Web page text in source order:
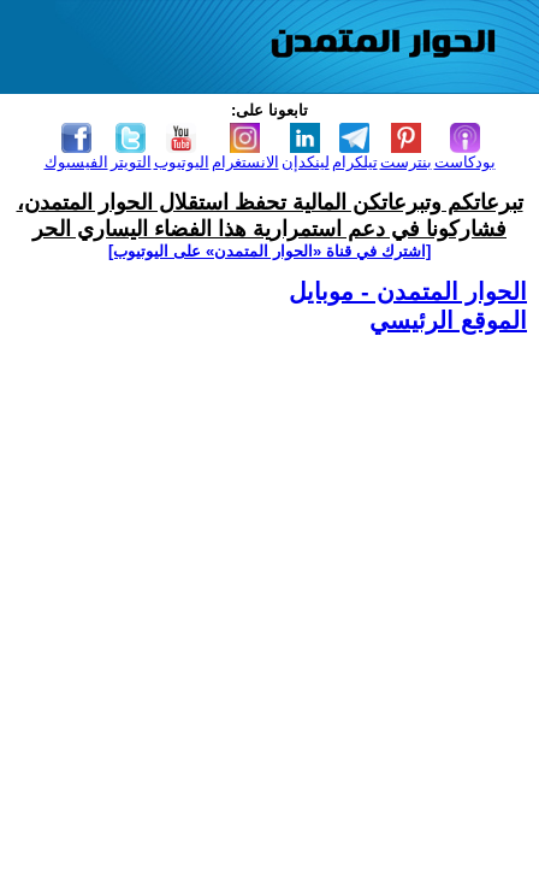
تابعونا على:
الفيسبوك التويتر اليوتيوب الانستغرام لينكدإن تيلكرامبنترست بودكاست
تبرعاتكم وتبرعاتكن المالية تحفظ استقلال الحوار المتمدن،
فشاركونا في دعم استمرارية هذا الفضاء اليساري الحر
[اشترك في قناة ‫«الحوار المتمدن» على اليوتيوب]
الحوار المتمدن - موبايل
الموقع الرئيسي